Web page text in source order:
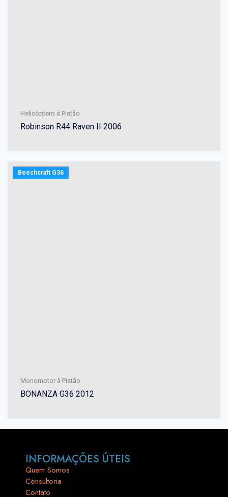
Helicóptero à Pistão
Robinson R44 Raven II 2006
Beechcraft G36
Monomotor à Pistão
BONANZA G36 2012
INFORMAÇÕES ÚTEIS
Quem Somos
Consultoria
Contato